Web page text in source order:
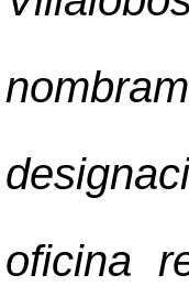
oficina